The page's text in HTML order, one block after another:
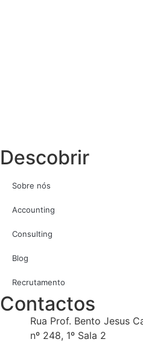
Descobrir
Sobre nós
Accounting
Consulting
Blog
Recrutamento
Contactos
Rua Prof. Bento Jesus
nº 248, 1º Sala 2